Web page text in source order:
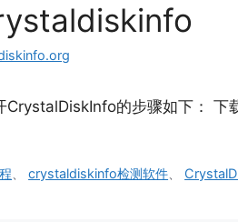
CrystalDiskInfo的步骤如下：
、crystaldiskinfo检测软件